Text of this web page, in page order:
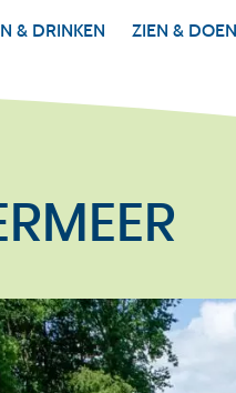
& DRINKEN ZIEN & DOEN